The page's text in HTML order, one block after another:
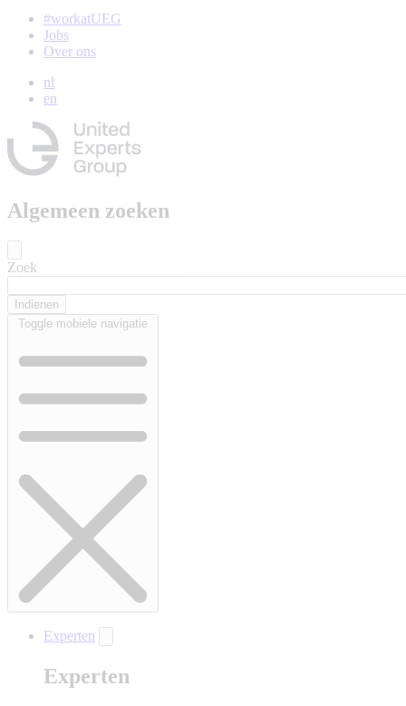
#workatUEG
Jobs
Over ons
nl
en
Algemeen zoeken
Zoek
Toggle mobiele navigatie
Experten
Experten